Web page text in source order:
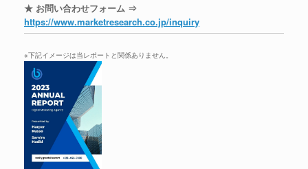
★ お問い合わせフォーム ⇒
https://www.marketresearch.co.jp/inquiry
※下記イメージは当レポートと関係ありません。